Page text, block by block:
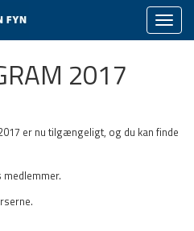
Skjul/
2017
er nu tilgængeligt, og du kan finde